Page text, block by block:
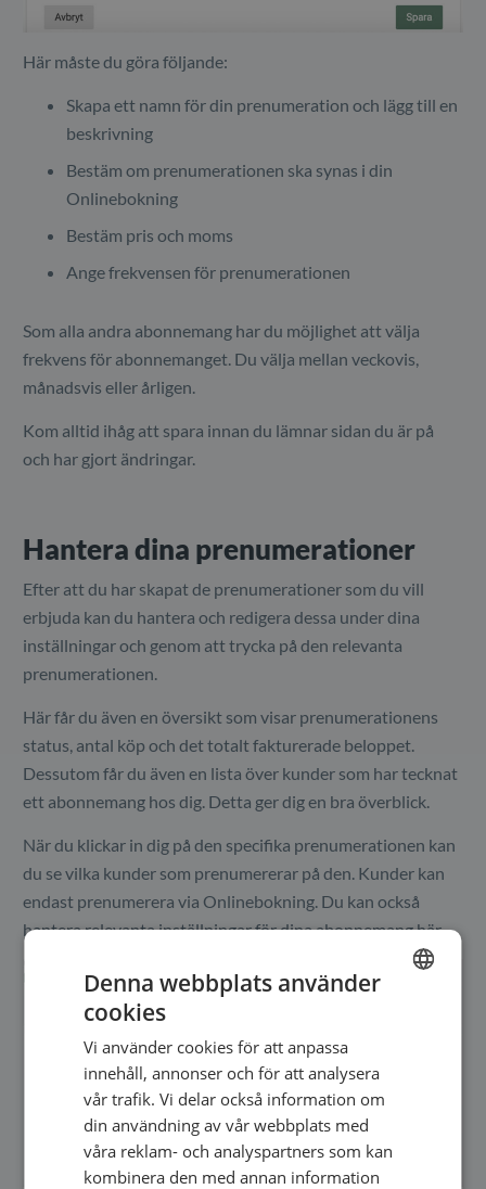
Här måste du göra följande:
Skapa ett namn för din prenumeration och lägg till en
beskrivning
Bestäm om prenumerationen ska synas i din
Onlinebokning
Bestäm pris och moms
Ange frekvensen för prenumerationen
Som alla andra abonnemang har du möjlighet att välja
frekvens för abonnemanget. Du välja mellan veckovis,
månadsvis eller årligen.
Kom alltid ihåg att spara innan du lämnar sidan du är på
och har gjort ändringar.
Hantera dina prenumerationer
Efter att du har skapat de prenumerationer som du vill
erbjuda kan du hantera och redigera dessa under dina
inställningar och genom att trycka på den relevanta
prenumerationen.
Här får du även en översikt som visar prenumerationens
status, antal köp och det totalt fakturerade beloppet.
Dessutom får du även en lista över kunder som har tecknat
ett abonnemang hos dig. Detta ger dig en bra överblick.
När du klickar in dig på den specifika prenumerationen kan
du se vilka kunder som prenumererar på den. Kunder kan
endast prenumerera via Onlinebokning. Du kan också
hantera relevanta inställningar för dina abonnemang här.
SWEDISH
Denna webbplats använder
cookies
Vi använder cookies för att anpassa
innehåll, annonser och för att analysera
vår trafik. Vi delar också information om
din användning av vår webbplats med
våra reklam- och analyspartners som kan
kombinera den med annan information